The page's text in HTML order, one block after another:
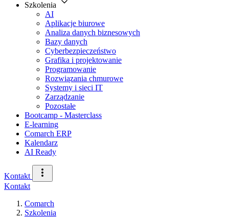
Szkolenia
AI
Aplikacje biurowe
Analiza danych biznesowych
Bazy danych
Cyberbezpieczeństwo
Grafika i projektowanie
Programowanie
Rozwiązania chmurowe
Systemy i sieci IT
Zarządzanie
Pozostałe
Bootcamp - Masterclass
E-learning
Comarch ERP
Kalendarz
AI Ready
Kontakt
Kontakt
Comarch
Szkolenia